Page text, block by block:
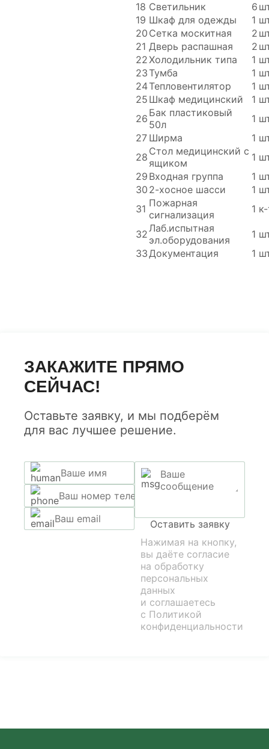
18 Светильник 6
19 Шкаф для одежды 1
20 Сетка москитная 2
21 Дверь распашная 2
22Холодильник типа 1
23Тумба 1
24Тепловентилятор 1
25 Шкаф медицинский 1
26 Бак пластиковый
50л
1
27 Ширма 1
28 Стол медицинский с
ящиком
1
29 Входная группа 1
30 2-хосное шасси 1
31 Пожарная
сигнализация
1
32Лаб.испытная
эл.оборудования
1
33Документация 1
ЗАКАЖИТЕ ПРЯМО
СЕЙЧАС!
Оставьте заявку, и мы подберём
для вас лучшее решение.
Оставить заявку
Нажимая на кнопку,
вы даёте согласие
на обработку
персональных
данных
и соглашаетесь
с Политикой
конфиденциальности